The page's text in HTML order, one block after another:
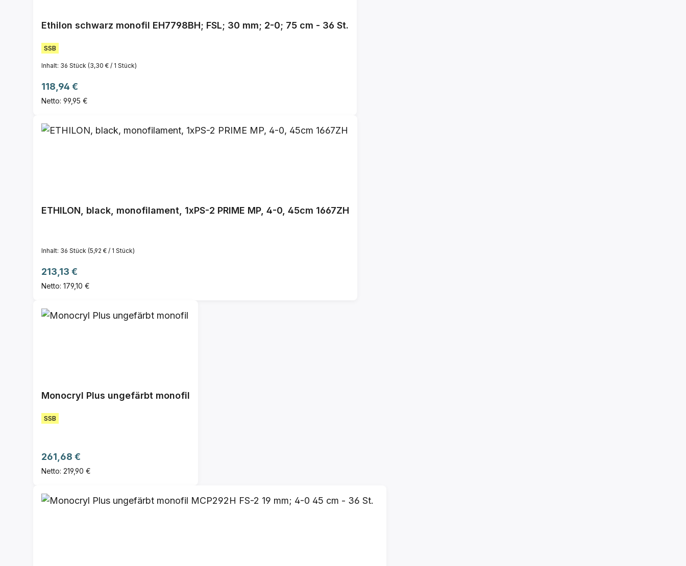
Ethilon schwarz monofil EH7798BH; FSL; 30 mm; 2-0; 75 cm - 36 St.
SSB
Inhalt: 36 Stück (3,30 € / 1 Stück)
Regulärer Preis:
118,94 €
Netto: 99,95 €
ETHILON, black, monofilament, 1xPS-2 PRIME MP, 4-0, 45cm 1667ZH
Inhalt: 36 Stück (5,92 € / 1 Stück)
Regulärer Preis:
213,13 €
Netto: 179,10 €
Monocryl Plus ungefärbt monofil
SSB
Regulärer Preis:
261,68 €
Netto: 219,90 €